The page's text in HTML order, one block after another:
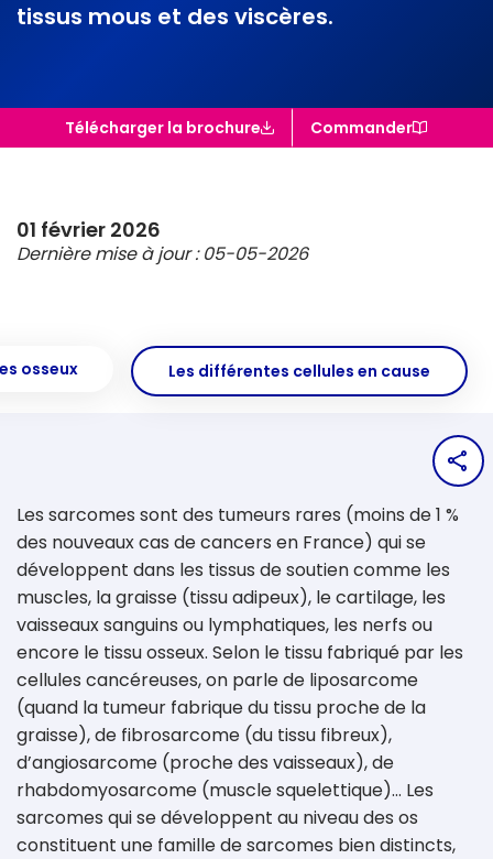
tissus mous et des viscères.
Télécharger la brochure Commander
01 février 2026
Dernière mise à jour : 05-05-2026
osseux Les différentes cellules en cause
la
Les sarcomes sont des tumeurs rares (moins de 1 %
des nouveaux cas de cancers en France) qui se
développent dans les tissus de soutien comme les
muscles, la graisse (tissu adipeux), le cartilage, les
vaisseaux sanguins ou lymphatiques, les nerfs ou
encore le tissu osseux. Selon le tissu fabriqué par les
cellules cancéreuses, on parle de liposarcome
(quand la tumeur fabrique du tissu proche de la
graisse), de fibrosarcome (du tissu fibreux),
d’angiosarcome (proche des vaisseaux), de
rhabdomyosarcome (muscle squelettique)… Les
sarcomes qui se développent au niveau des os
constituent une famille de sarcomes bien distincts,